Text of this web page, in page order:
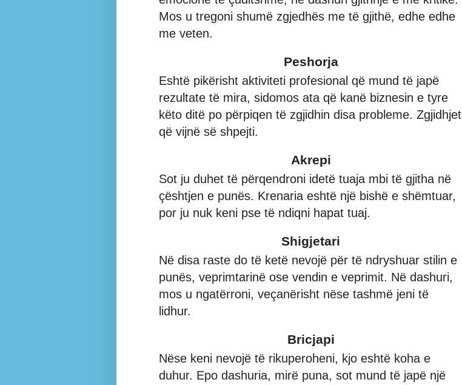
Mos u tregoni shumë zgjedhës me të gjithë, edhe edhe
me veten.
Peshorja
Eshtë pikërisht aktiviteti profesional që mund të japë
rezultate të mira, sidomos ata që kanë biznesin e tyre
këto ditë po përpiqen të zgjidhin disa probleme. Zgjidhjet
që vijnë së shpejti.
Akrepi
Sot ju duhet të përqendroni idetë tuaja mbi të gjitha në
çështjen e punës. Krenaria eshtë një bishë e shëmtuar,
por ju nuk keni pse të ndiqni hapat tuaj.
Shigjetari
Në disa raste do të ketë nevojë për të ndryshuar stilin e
punës, veprimtarinë ose vendin e veprimit. Në dashuri,
mos u ngatërroni, veçanërisht nëse tashmë jeni të
lidhur.
Bricjapi
Nëse keni nevojë të rikuperoheni, kjo eshtë koha e
duhur. Epo dashuria, mirë puna, sot mund të japë një